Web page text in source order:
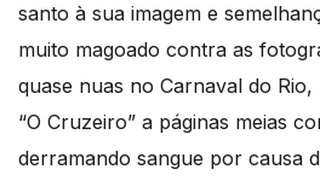
santo à sua imagem e
muito magoado contra as
quase nuas no Carnaval do
“O Cruzeiro” a páginas meias
derramando sangue por causa